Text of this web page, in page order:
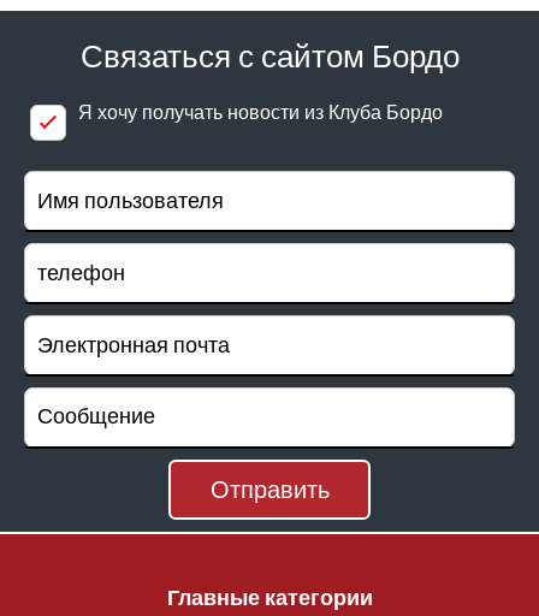
Связаться с сайтом Бордо
Я хочу получать новости из Клуба Бордо
Главные категории